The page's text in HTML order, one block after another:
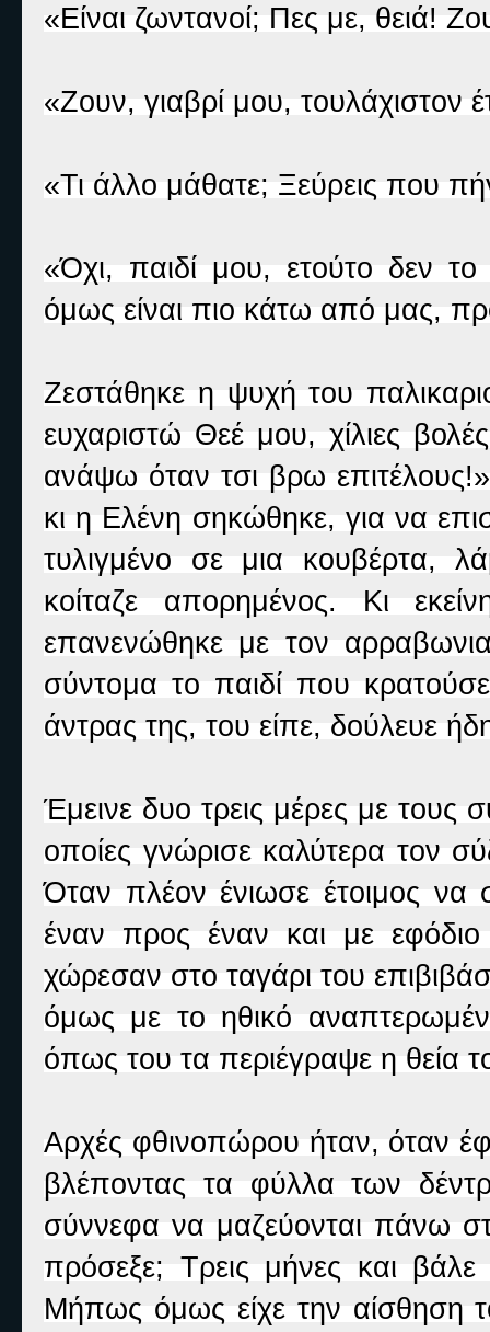
«Είναι ζωντανοί; Πες με, θειά!
«Ζουν, γιαβρί μου, τουλάχιστον
«Τι άλλο μάθατε; Ξεύρεις που
«Όχι, παιδί μου, ετούτο δεν
όμως είναι πιο κάτω από μας,
Ζεστάθηκε η ψυχή του
ευχαριστώ Θεέ μου, χίλιες
ανάψω όταν τσι βρω
κι η Ελένη σηκώθηκε, για να
τυλιγμένο σε μια κουβέρτα,
κοίταζε απορημένος. Κι
επανενώθηκε με τον
σύντομα το παιδί που
άντρας της, του είπε, δούλευε
Έμεινε δυο τρεις μέρες με τους
οποίες γνώρισε καλύτερα τον
Όταν πλέον ένιωσε έτοιμος να
έναν προς έναν και με
χώρεσαν στο ταγάρι του
όμως με το ηθικό
όπως του τα περιέγραψε η θεία
Αρχές φθινοπώρου ήταν, όταν
βλέποντας τα φύλλα των
σύννεφα να μαζεύονται πάνω
πρόσεξε; Τρεις μήνες και
Μήπως όμως είχε την αίσθηση